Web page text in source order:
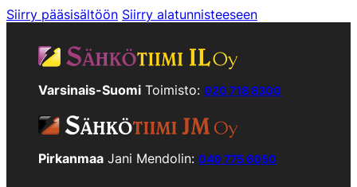
Siirry pääsisältöön Siirry alatunnisteeseen
Varsinais-Suomi Toimisto: 020 718 8300
Pirkanmaa Jani Mendolin: 040 775 6050